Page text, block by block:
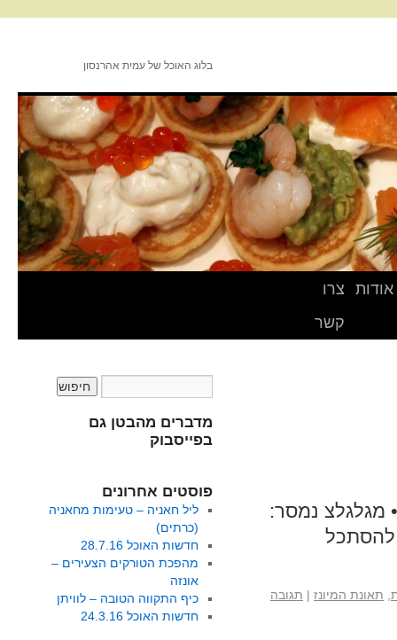
בלוג האוכל של עמית אהרנסון
אודות
צרו
קשר
מגלגלצ נמסר:
להסתכל
תאונת המיונז | תגובה
מדברים מהבטן גם
בפייסבוק
פוסטים אחרונים
ליל חאניה – טעימות מחאניה
(כרתים)
חדשות האוכל 28.7.16
מהפכת הטורקים הצעירים –
אונזה
כיף התקווה הטובה – לוויתן
חדשות האוכל 24.3.16